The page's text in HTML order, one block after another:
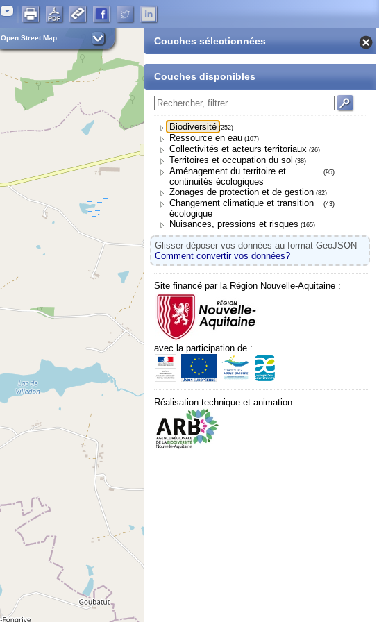
Adresse
Open Street Map Couches sélectionnées
Couches disponibles
Biodiversité (252)
Ressource en eau (107)
Collectivités et acteurs territoriaux (26)
Territoires et occupation du sol (38)
Aménagement du territoire et
continuités écologiques
(95)
Zonages de protection et de gestion (82)
Changement climatique et transition
écologique
(43)
Nuisances, pressions et risques (165)
Glisser-déposer vos données au format GeoJSON
Comment convertir vos données?
Site financé par la Région Nouvelle-Aquitaine :
avec la participation de :
Réalisation technique et animation :